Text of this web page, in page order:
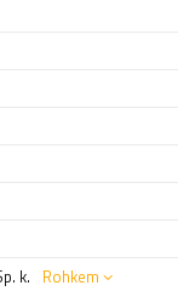
k. Rohkem